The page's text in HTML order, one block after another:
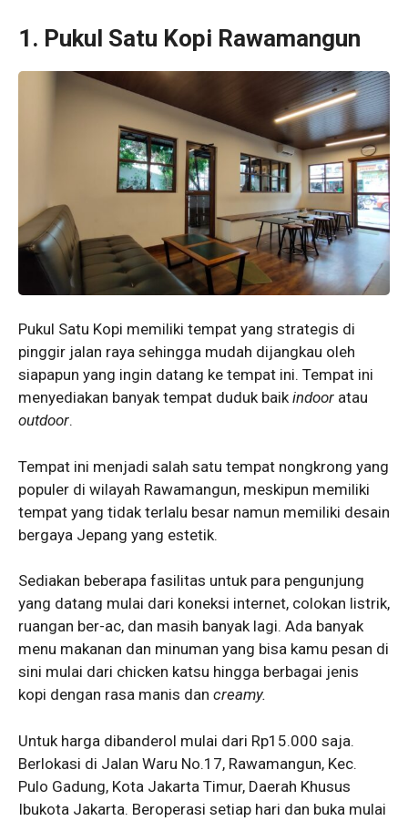
1. Pukul Satu Kopi Rawamangun
Pukul Satu Kopi memiliki tempat yang strategis di
pinggir jalan raya sehingga mudah dijangkau oleh
siapapun yang ingin datang ke tempat ini. Tempat ini
menyediakan banyak tempat duduk baikindoor atau
outdoor.
Tempat ini menjadi salah satu tempat nongkrong yang
populer di wilayah Rawamangun, meskipun memiliki
tempat yang tidak terlalu besar namun memiliki desain
bergaya Jepang yang estetik.
Sediakan beberapa fasilitas untuk para pengunjung
yang datang mulai dari koneksi internet, colokan listrik,
ruangan ber-ac, dan masih banyak lagi. Ada banyak
menu makanan dan minuman yang bisa kamu pesan di
sini mulai dari chicken katsu hingga berbagai jenis
kopi dengan rasa manis dan creamy.
Untuk harga dibanderol mulai dari Rp15.000 saja.
Berlokasi di Jalan Waru No.17, Rawamangun, Kec.
Pulo Gadung, Kota Jakarta Timur, Daerah Khusus
Ibukota Jakarta. Beroperasi setiap hari dan buka mulai